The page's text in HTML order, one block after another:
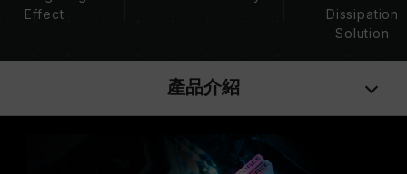
超頻行為（如啟用 XMP2.0 設定）屬於非 JEDEC
標準規範，可能影響系統穩定性。若因超頻導致系
請確認您的主機板與處理器支援對應的超頻技術
（XMP2.0），否則記憶體可能無法達到標示的超
Effect
Dissipation
Solution
產品介紹